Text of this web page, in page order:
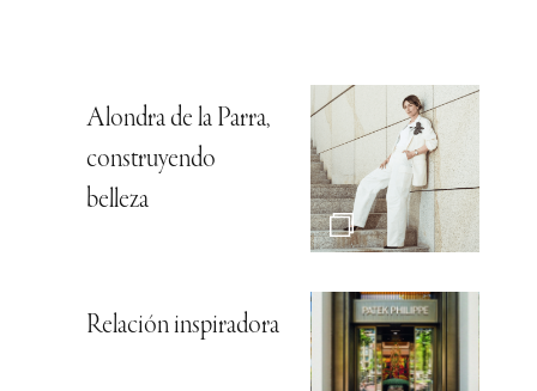
Alondra de la Parra,
construyendo
belleza
Relación inspiradora